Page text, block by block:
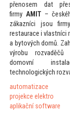
přenosem dat
firmyAMIT –
zákazníci jsou
restaurace i vlastníci
a bytových domů.
výrobu
domovní
technologických
automatizace
projekce elektro
aplikační software